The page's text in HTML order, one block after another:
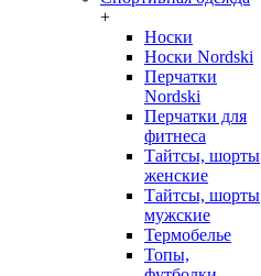
+
Носки
Носки Nordski
Перчатки
Nordski
Перчатки для
фитнеса
Тайтсы, шорты
женские
Тайтсы, шорты
мужские
Термобелье
Топы,